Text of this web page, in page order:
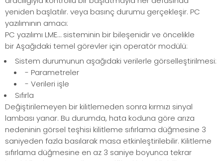
yeniden başlatılır. veya basınç durumu gerçekleşir. PC
yazılımının amacı:
PC yazılımı LME… sisteminin bir bileşenidir ve öncelikle
bir Aşağıdaki temel görevler için operatör modülü:
Sistem durumunun aşağıdaki verilerle görselleştirilmesi:
- Parametreler
- Verileri işle
Sıfırla
Değiştirilemeyen bir kilitlemeden sonra kırmızı sinyal
lambası yanar. Bu durumda, hata koduna göre arıza
nedeninin görsel teşhisi kilitleme sıfırlama düğmesine 3
saniyeden fazla basılarak masa etkinleştirilebilir. Kilitleme
sıfırlama düğmesine en az 3 saniye boyunca tekrar